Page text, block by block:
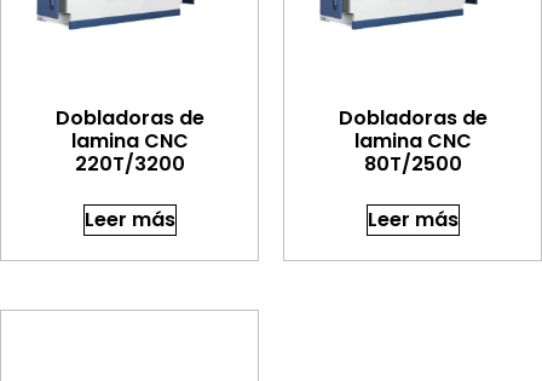
Dobladoras de
lamina CNC
220T/3200
Leer más
Dobladoras de
lamina CNC
80T/2500
Leer más